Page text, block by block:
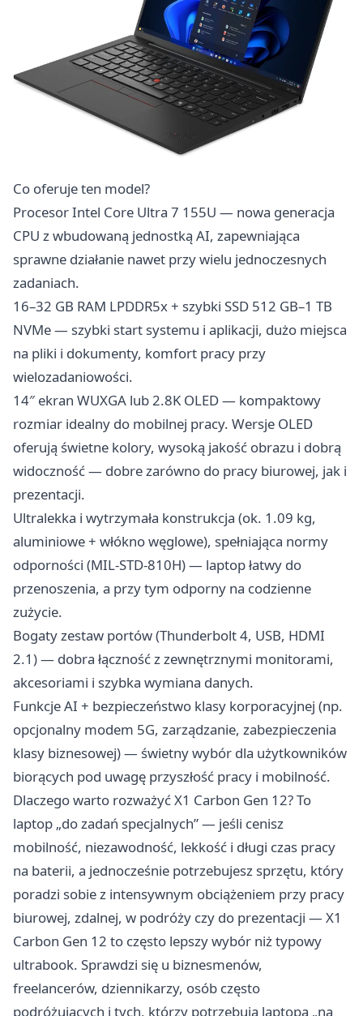
Co oferuje ten model?
Procesor Intel Core Ultra 7 155U — nowa generacja
CPU z wbudowaną jednostką AI, zapewniająca
sprawne działanie nawet przy wielu jednoczesnych
zadaniach.
16–32 GB RAM LPDDR5x + szybki SSD 512 GB–1 TB
NVMe — szybki start systemu i aplikacji, dużo miejsca
na pliki i dokumenty, komfort pracy przy
wielozadaniowości.
14″ ekran WUXGA lub 2.8K OLED — kompaktowy
rozmiar idealny do mobilnej pracy. Wersje OLED
oferują świetne kolory, wysoką jakość obrazu i dobrą
widoczność — dobre zarówno do pracy biurowej, jak i
prezentacji.
Ultralekka i wytrzymała konstrukcja (ok. 1.09 kg,
aluminiowe + włókno węglowe), spełniająca normy
odporności (MIL-STD-810H) — laptop łatwy do
przenoszenia, a przy tym odporny na codzienne
zużycie.
Bogaty zestaw portów (Thunderbolt 4, USB, HDMI
2.1) — dobra łączność z zewnętrznymi monitorami,
akcesoriami i szybka wymiana danych.
Funkcje AI + bezpieczeństwo klasy korporacyjnej (np.
opcjonalny modem 5G, zarządzanie, zabezpieczenia
klasy biznesowej) — świetny wybór dla użytkowników
biorących pod uwagę przyszłość pracy i mobilność.
Dlaczego warto rozważyć X1 Carbon Gen 12? To
laptop „do zadań specjalnych” — jeśli cenisz
mobilność, niezawodność, lekkość i długi czas pracy
na baterii, a jednocześnie potrzebujesz sprzętu, który
poradzi sobie z intensywnym obciążeniem przy pracy
biurowej, zdalnej, w podróży czy do prezentacji — X1
Carbon Gen 12 to często lepszy wybór niż typowy
ultrabook. Sprawdzi się u biznesmenów,
freelancerów, dziennikarzy, osób często
podróżujących i tych, którzy potrzebują laptopa „na